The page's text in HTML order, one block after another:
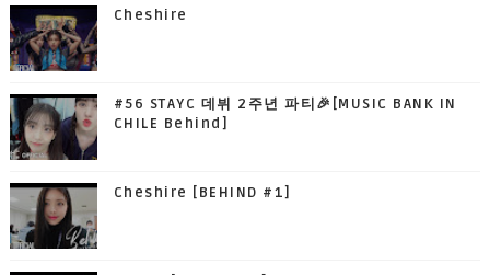
Cheshire
#56 STAYC 데뷔 2주년 파티🎉[MUSIC BANK IN
CHILE Behind]
Cheshire [BEHIND #1]